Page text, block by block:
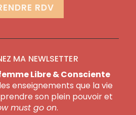
RDV
MA NEWLSETTER
Libre & Consciente
enseignements que la vie
son plein pouvoir et
must go on.